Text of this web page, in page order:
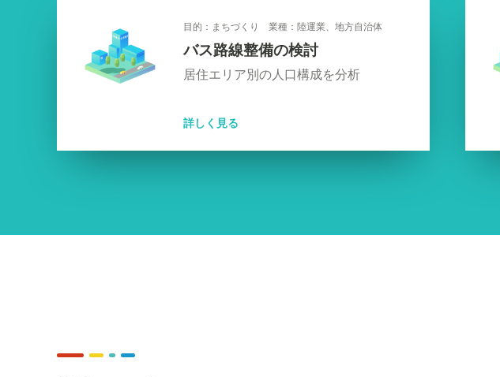
目的：まちづくり 業種：陸運業、地方自治体
バス路線整備の検討
居住エリア別の人口構成を分析
詳しく見る